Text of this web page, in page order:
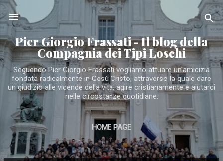
Passa ai contenuti principali
Pier Giorgio Frassati - Il blog della
Compagnia dei Tipi Loschi
Seguendo Pier Giorgio Frassati vogliamo attuare un’amicizia
fondata radicalmente in Gesù Cristo, attraverso la quale dare
un giudizio alle vicende della vita, agire cristianamente e aiutarci
nelle circostanze quotidiane.
HOME PAGE